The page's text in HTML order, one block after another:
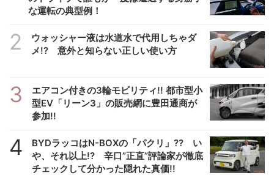
な運転の典型例！
2
ウォッシャー液は水道水で代用しちゃダ
メ!? 意外と知らない正しい使い方
3
エアコン付きの3輪モビリティ!! 都市型小
型EV「リーン3」の販売網に豊田通商が
参加!!
4
BYDラッコはN-BOXの「パクリ」?? い
や、それ以上!? 辛口”正直”評論家が徹底
チェックして分かった隠れた真価!!